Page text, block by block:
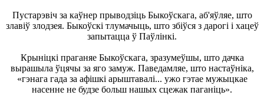
Пустарэвіч за каўнер прыводзіць Быкоўскага, аб'яўляе, што
злавіў злодзея. Быкоўскі тлумачыць, што збіўся з дарогі і хацеў
запытацца ў Паўлінкі.
Крыніцкі праганяе Быкоўскага, зразумеўшы, што дачка
вырашыла ўцячы за яго замуж. Паведамляе, што настаўніка,
«гэнага гада за афішкі арыштавалі... ужо гэтае мужыцкае
насенне не будзе больш нашых сцежак паганіць».